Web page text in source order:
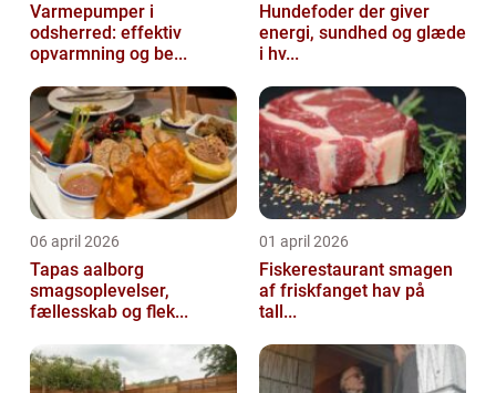
Varmepumper i
odsherred: effektiv
opvarmning og be...
Hundefoder der giver
energi, sundhed og glæde
i hv...
06 april 2026
Tapas aalborg
smagsoplevelser,
fællesskab og flek...
01 april 2026
Fiskerestaurant smagen
af friskfanget hav på
tall...